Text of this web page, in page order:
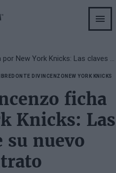
Donte DiVincenzo ficha por New York Knicks: Las claves de su nuevo contrato
DONTE DIVINCENZO NEW YORK KNICKS
ficha
Knicks: Las
su nuevo